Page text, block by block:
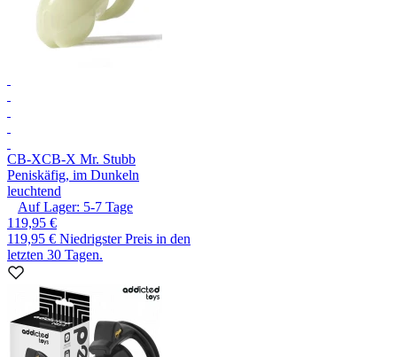
CB-XCB-X Mr. Stubb
Peniskäfig, im Dunkeln
leuchtend
Auf Lager: 5-7 Tage
119,95 €
119,95 € Niedrigster Preis in den
letzten 30 Tagen.